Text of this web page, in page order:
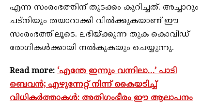
എന്ന സംരംഭത്തിന് തുടക്കം കുറിച്ചത്. അച്ചാറും
ചട്‌നിയും തയാറാക്കി വില്‍ക്കുകയാണ് ഈ
സംരംഭത്തിലൂടെ. ലഭിയ്ക്കുന്ന തുക കൊവിഡ്
രോഗികള്‍ക്കായി നല്‍കുകയും ചെയ്യുന്നു.
Read more: ‘എന്തേ ഇന്നും വന്നിലാ…’ പാടി
ബെവന്‍; എഴുന്നേറ്റ് നിന്ന് കൈയടിച്ച്
വിധികര്‍ത്താകള്‍: അതിഗംഭീരം ഈ ആലാപനം